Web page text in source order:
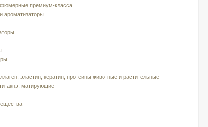
премиум-класса
ароматизаторы
эластин, кератин, протеины животные и растительные
акнэ, матирующие